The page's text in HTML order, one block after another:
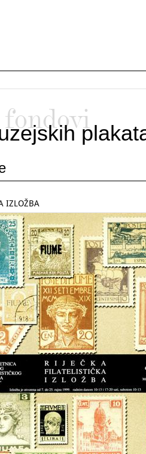
IZLOŽBA